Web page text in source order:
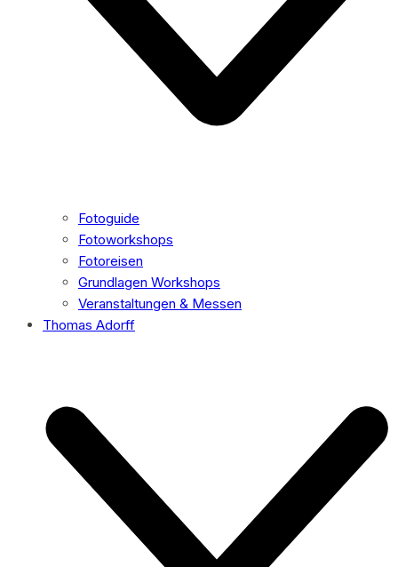
Fotoguide
Fotoworkshops
Fotoreisen
Grundlagen Workshops
Veranstaltungen & Messen
Thomas Adorff